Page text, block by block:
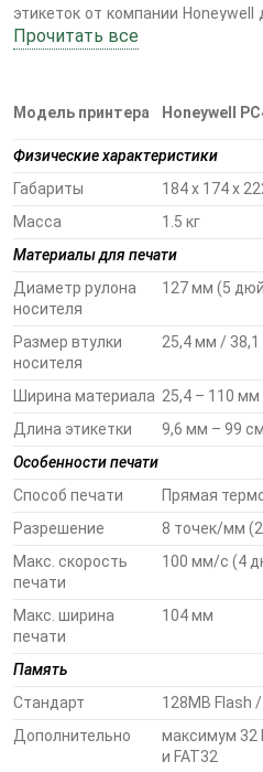
этикеток от компании
отличительными чертами
печати.
Принтер PC42d печатает со
в 203 dpi. Максимальная
оперативной памяти (SDRAM).
Данная модель часто
экспресс-доставке товаров,
ценников и чеков в розничной
багажа и грузов в
автомобилей, а также для
Конфигурации
PC42DLE033013
Прочитать все
Модель принтера Honeywell
Физические характеристики
Габариты
184 x 174 x
Масса
1.5 кг
Материалы для печати
Диаметр рулона
носителя
127 мм (5
Размер втулки
носителя
25,4 мм /
Ширина материала 25,4 – 110 мм
Длина этикетки
9,6 мм – 99 см
Особенности печати
Способ печати
Прямая
Разрешение
8 точек/мм
Макс. скорость
печати
100 мм/с (4
Макс. ширина
печати
104 мм
Память
Стандарт
128MB Flash
Дополнительно
максимум 32
и FAT32